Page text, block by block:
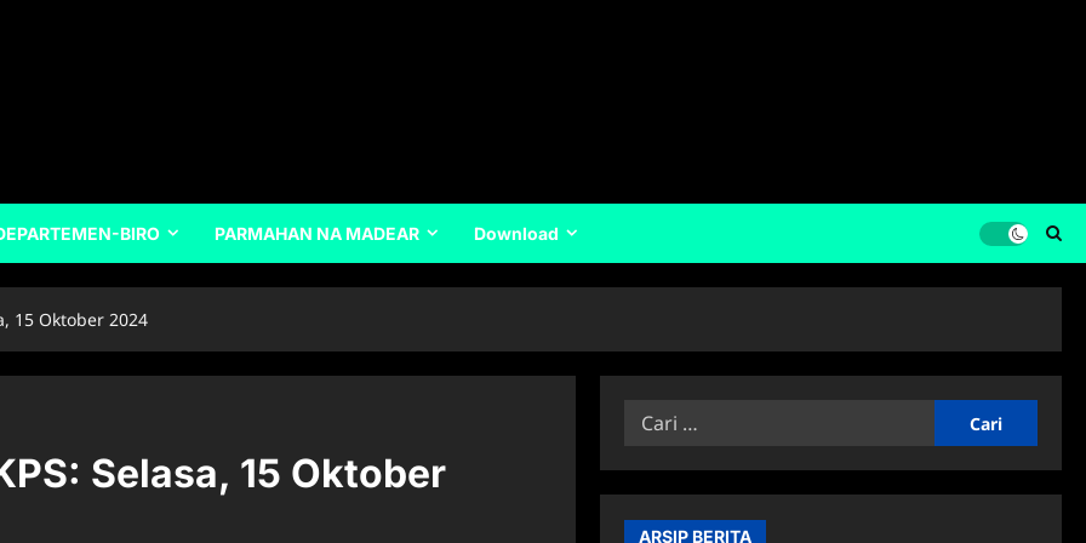
BIRO PARMAHAN NA MADEAR Download
15 Oktober 2024
Selasa, 15 Oktober
Cari
ARSIP BERITA